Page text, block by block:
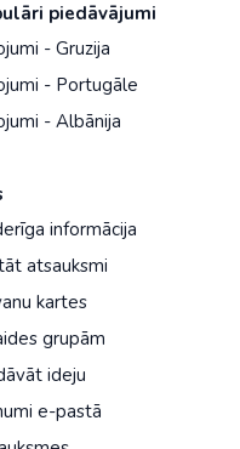
piedāvājumi
- Gruzija
- Portugāle
- Albānija
informācija
atsauksmi
kartes
grupām
ideju
e-pastā